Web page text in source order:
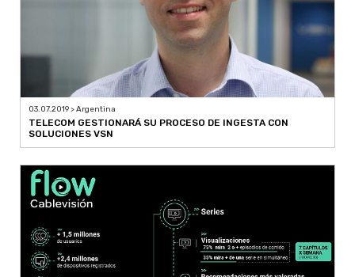
03.07.2019 > Argentina
TELECOM GESTIONARÁ SU PROCESO DE INGESTA CON
SOLUCIONES VSN